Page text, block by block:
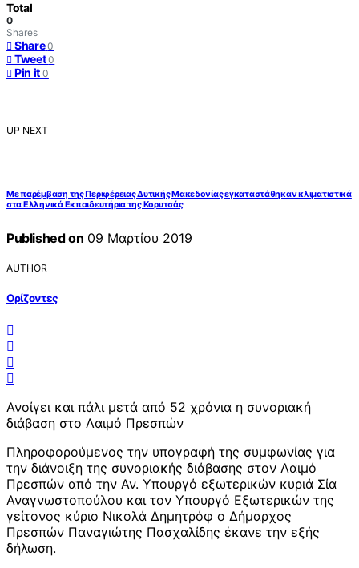
Total
0
Shares
Share 0
Tweet 0
Pin it 0
UP NEXT
Με παρέμβαση της Περιφέρειας Δυτικής Μακεδονίας εγκαταστάθηκαν κλιματιστικά
στα Ελληνικά Εκπαιδευτήρια της Κορυτσάς
Published on 09 Μαρτίου 2019
AUTHOR
Ορίζοντες
Ανοίγει και πάλι μετά από 52 χρόνια η συνοριακή
διάβαση στο Λαιμό Πρεσπών
Πληροφορούμενος την υπογραφή της συμφωνίας για
την διάνοιξη της συνοριακής διάβασης στον Λαιμό
Πρεσπών από την Αν. Υπουργό εξωτερικών κυριά Σία
Αναγνωστοπούλου και τον Υπουργό Εξωτερικών της
γείτονος κύριο Νικολά Δημητρόφ ο Δήμαρχος
Πρεσπών Παναγιώτης Πασχαλίδης έκανε την εξής
δήλωση.